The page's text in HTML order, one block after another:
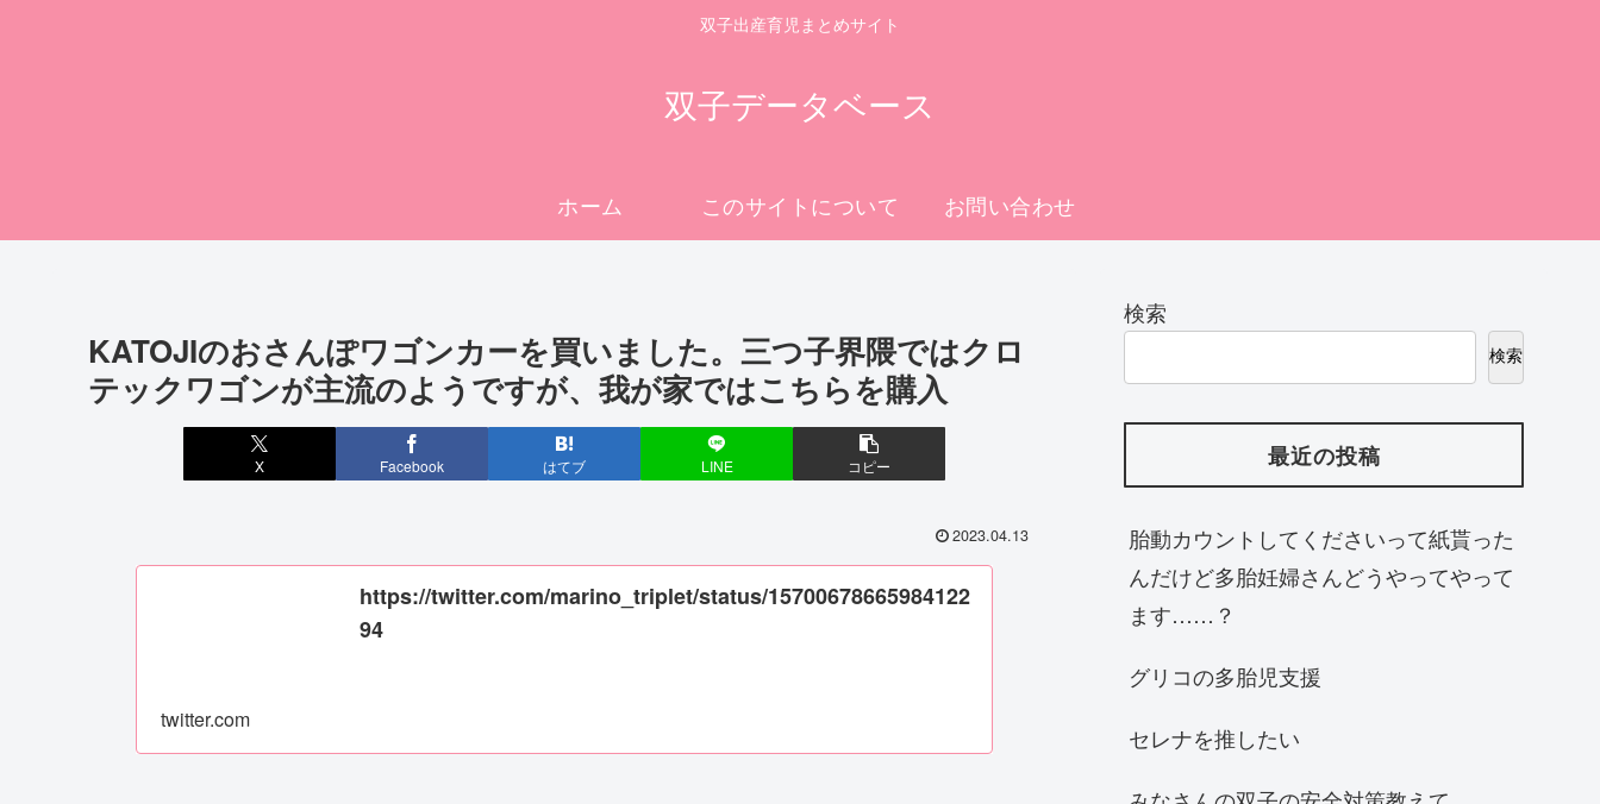
双子出産育児まとめサイト
双子データベース
ホーム このサイトについて お問い合わせ
KATOJIのおさんぽワゴンカーを買いました。三つ子界隈ではクロ
テックワゴンが主流のようですが、我が家ではこちらを購入
X Facebook はてブ LINE コピー
2023.04.13
https://twitter.com/marino_triplet/status/15700678665984122
94
twitter.com
検索
検索
最近の投稿
胎動カウントしてくださいって紙貰った
んだけど多胎妊婦さんどうやってやって
ます……？
グリコの多胎児支援
セレナを推したい